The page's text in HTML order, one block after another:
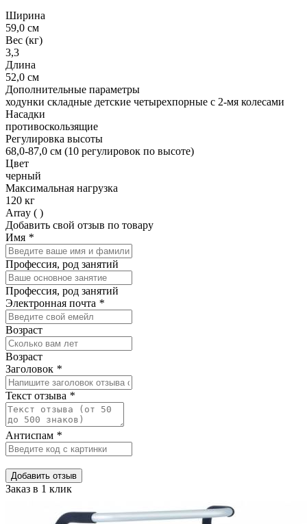
Ширина
59,0 см
Вес (кг)
3,3
Длина
52,0 см
Дополнительные параметры
ходунки складные детские четырехпорные с 2-мя колесами
Насадки
противоскользящие
Регулировка высоты
68,0-87,0 см (10 регулировок по высоте)
Цвет
черный
Максимальная нагрузка
120 кг
Array ( )
Добавить свой отзыв по товару
Имя *
Профессия, род занятий
Профессия, род занятий
Электронная почта *
Возраст
Возраст
Заголовок *
Текст отзыва *
Антиспам *
Добавить отзыв
Заказ в 1 клик